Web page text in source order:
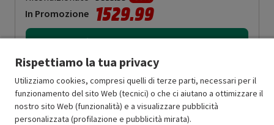
In Promozione 1529.99
SCONTO RICONDIZIONATI
Approfitta dello sconto del 50% sul prodotto ricondizionato.
Rispettiamo la tua privacy
Utilizziamo cookies, compresi quelli di terze parti, necessari per il
funzionamento del sito Web (tecnici) o che ci aiutano a ottimizzare il
nostro sito Web (funzionalità) e a visualizzare pubblicità
personalizzata (profilazione e pubblicità mirata).